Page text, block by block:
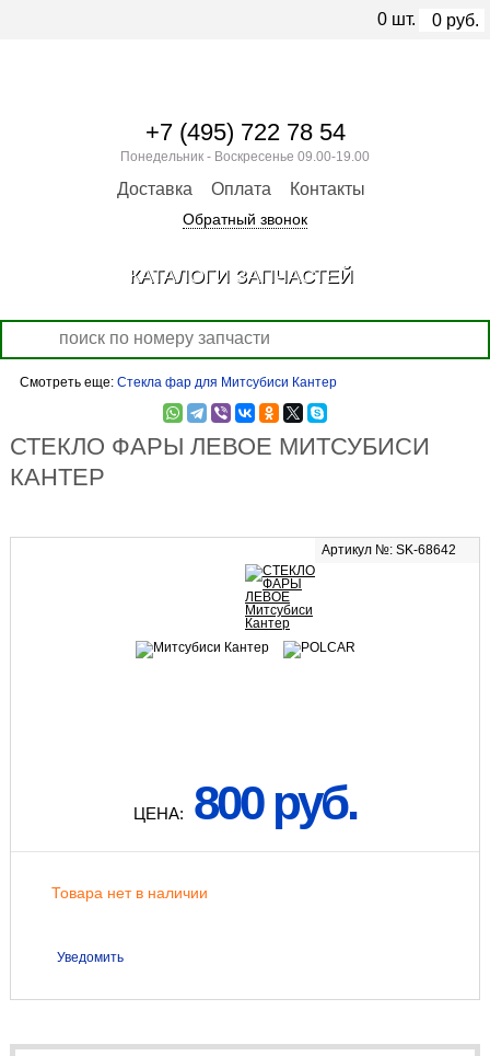
Смотреть еще: Стекла фар для Митсубиси Кантер
СТЕКЛО ФАРЫ ЛЕВОЕ МИТСУБИСИ
КАНТЕР
Артикул №: SK-68642
ЦЕНА: 800 руб.
Товара нет в наличии
Уведомить
+7 (495) 722 78 54
Понедельник - Воскресенье 09.00-19.00
Доставка Оплата Контакты
Обратный звонок
0 шт. 0 руб.
КАТАЛОГИ ЗАПЧАСТЕЙ